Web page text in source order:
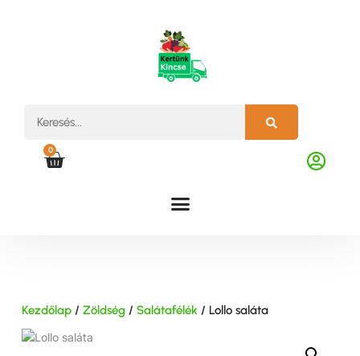
0
Kezdőlap/ Zöldség/ Salátafélék / Lollo saláta